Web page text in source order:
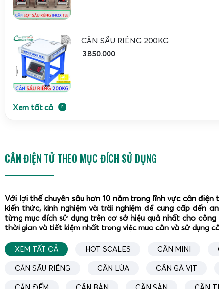
CÂN SẦU RIÊNG 200KG
3.850.000
Xem tất cả
CÂN ĐIỆN TỬ THEO MỤC ĐÍCH SỬ DỤNG
Với lợi thế chuyên sâu hơn 10 năm trong lĩnh vực cân điện
kiến thức, kinh nghiệm và trãi nghiệm để cung cấp đến
từng mục đích sử dụng trên cơ sở hiệu quả nhất cho
thời gian và tiết kiệm nhất trong việc mua cân và sử dụng
XEM TẤT CẢ HOT SCALES CÂN MINI
CÂN SẦU RIÊNG CÂN LÚA CÂN GÀ VỊT
CÂN ĐẾM CÂN BÀN CÂN SÀN CÂN